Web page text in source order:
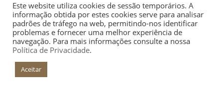
+INFO
Este website utiliza cookies de sessão temporários. A
informação obtida por estes cookies serve para analisar
padrões de tráfego na web, permitindo-nos identificar
problemas e fornecer uma melhor experiência de
navegação. Para mais informações consulte a nossa
Política de Privacidade.
Aceitar